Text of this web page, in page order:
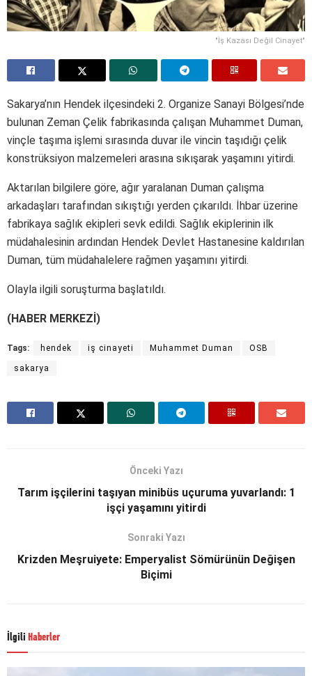
"İş Kazası Değil Cinayet"
Sakarya’nın Hendek ilçesindeki 2. Organize Sanayi Bölgesi’nde
bulunan Zeman Çelik fabrikasında çalışan Muhammet Duman,
vinçle taşıma işlemi sırasında duvar ile vincin taşıdığı çelik
konstrüksiyon malzemeleri arasına sıkışarak yaşamını yitirdi.
Aktarılan bilgilere göre, ağır yaralanan Duman çalışma
arkadaşları tarafından sıkıştığı yerden çıkarıldı. İhbar üzerine
fabrikaya sağlık ekipleri sevk edildi. Sağlık ekiplerinin ilk
müdahalesinin ardından Hendek Devlet Hastanesine kaldırılan
Duman, tüm müdahalelere rağmen yaşamını yitirdi.
Olayla ilgili soruşturma başlatıldı.
(HABER MERKEZİ)
Tags: hendek iş cinayeti Muhammet Duman OSB
sakarya
Önceki Yazı
Tarım işçilerini taşıyan minibüs uçuruma yuvarlandı: 1
işçi yaşamını yitirdi
Sonraki Yazı
Krizden Meşruiyete: Emperyalist Sömürünün Değişen
Biçimi
İlgili Haberler